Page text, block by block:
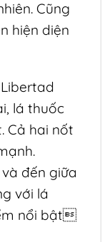
Cũng
hiện diện
lá thuốc
Cả hai nốt
đến giữa
với lá
nổi bật